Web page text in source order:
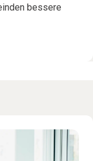
bessere